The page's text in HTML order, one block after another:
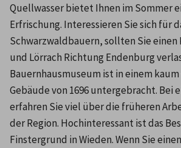
Quellwasser bietet Ihnen im Sommer
Erfrischung. Interessieren Sie sich für
Schwarzwaldbauern, sollten Sie
und Lörrach Richtung Endenburg
Bauernhausmuseum ist in einem
Gebäude von 1696 untergebracht. Bei
erfahren Sie viel über die früheren
der Region. Hochinteressant ist das
Finstergrund in Wieden. Wenn Sie